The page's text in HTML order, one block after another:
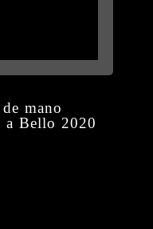
mano
a Bello 2020